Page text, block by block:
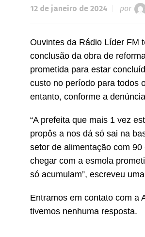
12 de janeiro de 2024 por
Ouvintes da Rádio Líder FM
conclusão da obra de
prometida para estar
custo no período para todos
entanto, conforme a
“A prefeita que mais 1 vez
propôs a nos dá só sai na
setor de alimentação com
chegar com a esmola
só acumulam”, escreveu
Entramos em contato com a
tivemos nenhuma resposta.